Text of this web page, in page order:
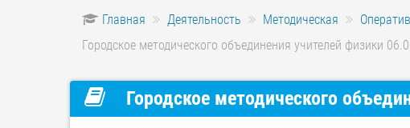
Главная Деятельность Методическая
Городское методического объединения учителей физики
Городское методического